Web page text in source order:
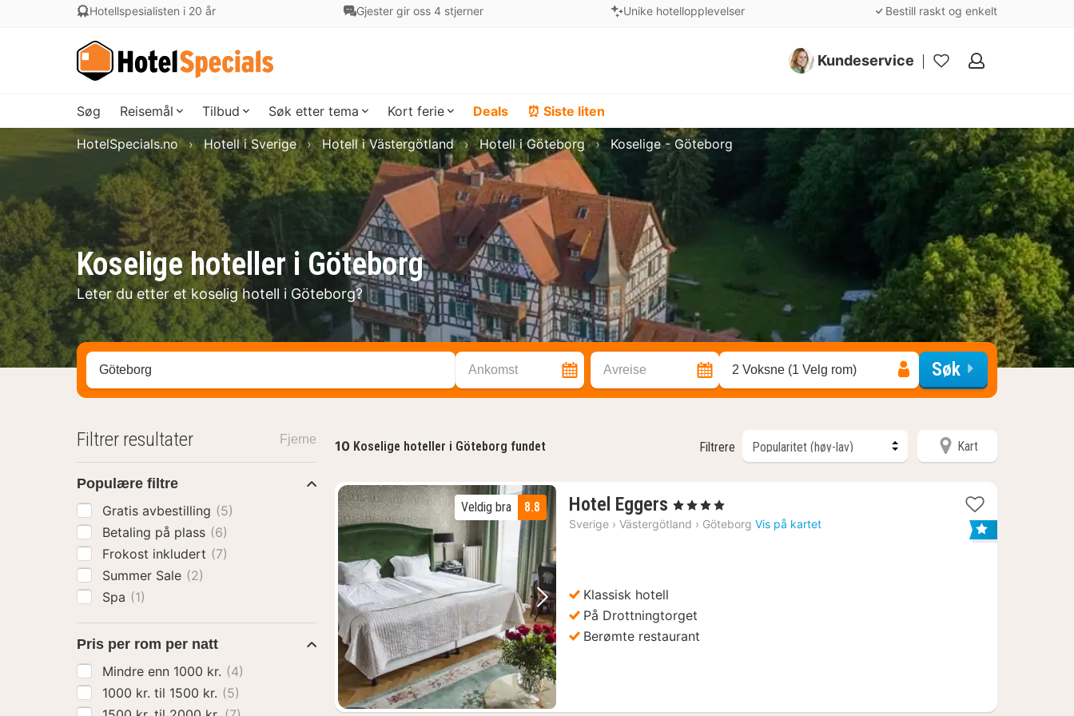
Hotellspesialisten i 20 år Gjester gir oss 4 stjerner Unike hotellopplevelser Bestill raskt og enkelt
Kundeservice
Mine
Søg Reisemål Tilbud Søk etter tema Kort ferie Deals ⏰ Siste liten
Koselige hoteller i Göteborg
Leter du etter et koselig hotell i Göteborg?
HotelSpecials.no Hotell i Sverige Hotell i Västergötland Hotell i Göteborg Koselige - Göteborg
Søk hotell, region eller by Ankomst Avreise 2 Voksne (1 Velg rom) Søk
10 Koselige hoteller i Göteborg fundet Filtrere Kart
Forrige bilde Neste bilde
8.8
Veldig bra Hotel Eggers 2
netter
, 4 Stjerner
Sverige › Västergötland › Göteborg Vis på kartet
Klassisk hotell
På Drottningtorget
Berømte restaurant
Filtrer resultater Fjerne
Populære filtre
Gratis avbestilling (5)
Betaling på plass (6)
Frokost inkludert (7)
Summer Sale (2)
Spa (1)
Pris per rom per natt
Mindre enn 1000 kr. (4)
1000 kr. til 1500 kr. (5)